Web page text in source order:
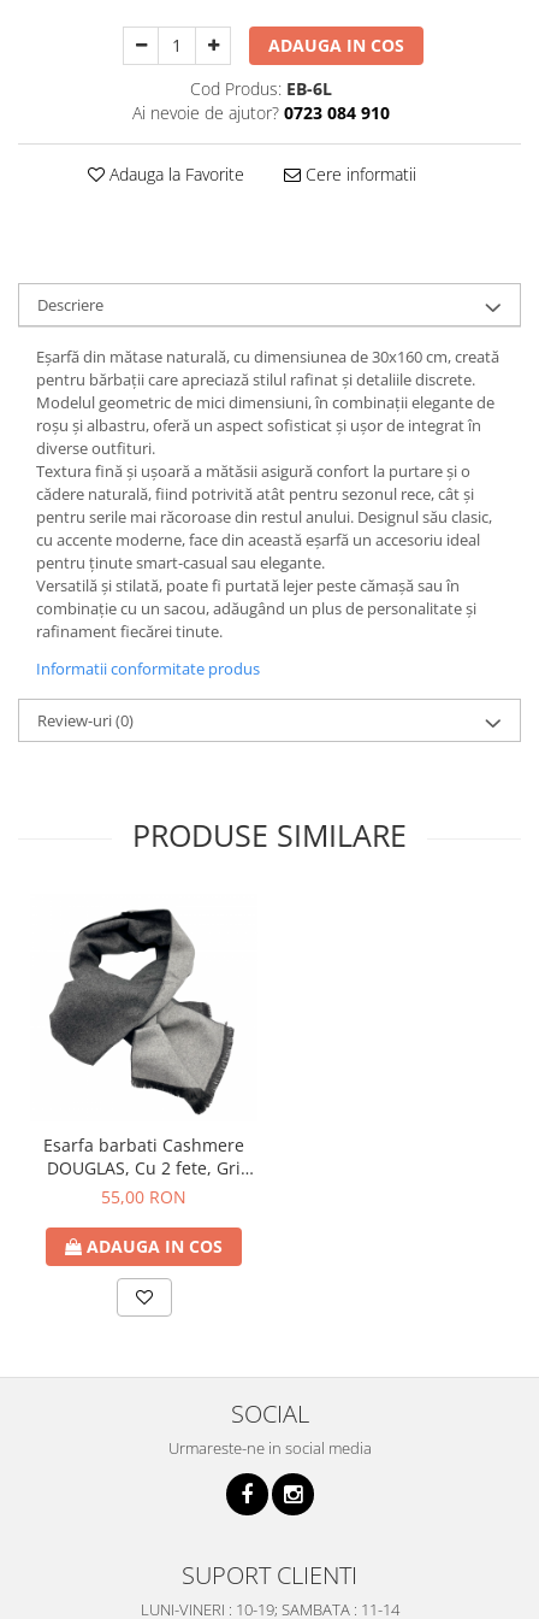
Sweet Wonderland
Decoratiuni Muzicale
Decoratiuni Luminoase
Coronite & Ghirlande
ADAUGA IN COS
Cod Produs: EB-6L
Ai nevoie de ajutor? 0723 084 910
Adauga la Favorite Cere informatii
Descriere
Eșarfă din mătase naturală, cu dimensiunea de 30x160 cm, creată
pentru bărbații care apreciază stilul rafinat și detaliile discrete.
Modelul geometric de mici dimensiuni, în combinații elegante de
roșu și albastru, oferă un aspect sofisticat și ușor de integrat în
diverse outfituri.
Textura fină și ușoară a mătăsii asigură confort la purtare și o
cădere naturală, fiind potrivită atât pentru sezonul rece, cât și
pentru serile mai răcoroase din restul anului. Designul său clasic,
cu accente moderne, face din această eșarfă un accesoriu ideal
pentru ținute smart-casual sau elegante.
Versatilă și stilată, poate fi purtată lejer peste cămașă sau în
combinație cu un sacou, adăugând un plus de personalitate și
rafinament fiecărei tinute.
Informatii conformitate produs
Review-uri(0)
PRODUSE SIMILARE
Esarfa barbati Cashmere
DOUGLAS, Cu 2 fete, Gri
inchis/ Gri deschis,
55,00 RON
ADAUGA IN COS
SOCIAL
Urmareste-ne in social media
SUPORT CLIENTI
LUNI-VINERI : 10-19; SAMBATA : 11-14